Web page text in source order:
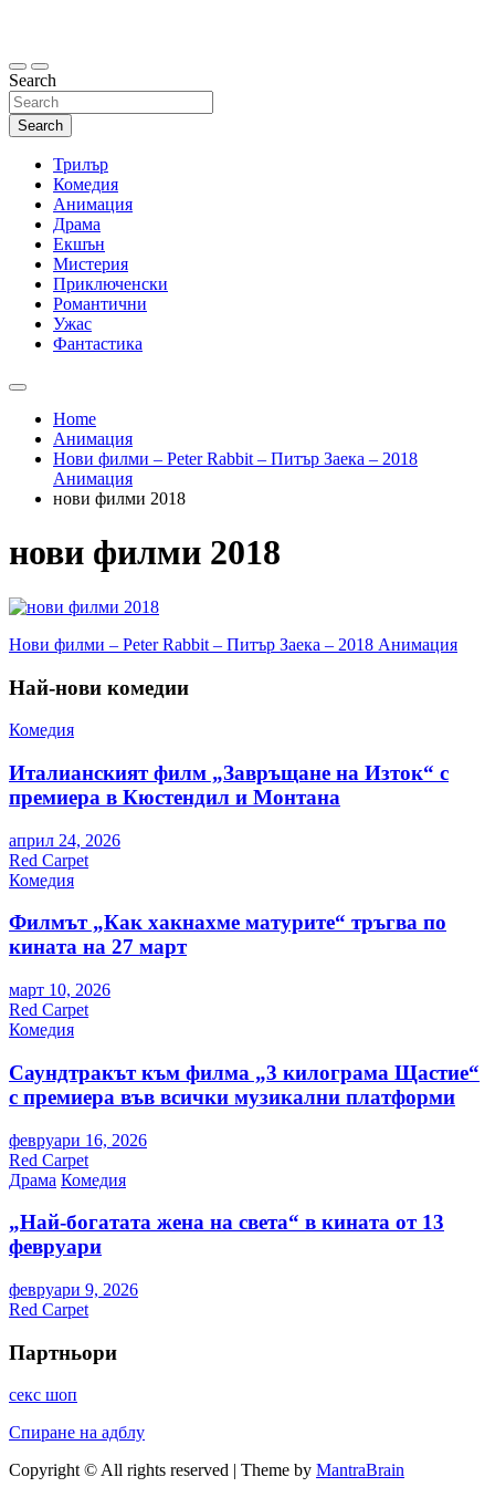
Search
Search
Трилър
Комедия
Анимация
Драма
Екшън
Мистерия
Приключенски
Романтични
Ужас
Фантастика
Home
Анимация
Нови филми – Peter Rabbit – Питър Заека – 2018
Анимация
нови филми 2018
нови филми 2018
Навигация
Нови филми – Peter Rabbit – Питър Заека – 2018 Анимация
Най-нови комедии
Комедия
Италианският филм „Завръщане на Изток“ с
премиера в Кюстендил и Монтана
април 24, 2026
Red Carpet
Комедия
Филмът „Как хакнахме матурите“ тръгва по
кината на 27 март
март 10, 2026
Red Carpet
Комедия
Саундтракът към филма „3 килограма Щастие“
с премиера във всички музикални платформи
февруари 16, 2026
Red Carpet
Драма Комедия
„Най-богатата жена на света“ в кината от 13
февруари
февруари 9, 2026
Red Carpet
Партньори
секс шоп
Спиране на адблу
Copyright © All rights reserved | Theme by MantraBrain